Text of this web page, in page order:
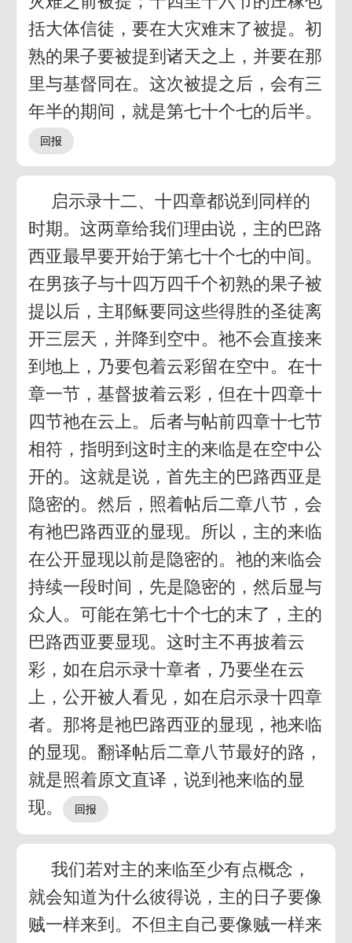
括大体信徒，要在大灾难末了被提。初
熟的果子要被提到诸天之上，并要在那
里与基督同在。这次被提之后，会有三
年半的期间，就是第七十个七的后半。
启示录十二、十四章都说到同样的
时期。这两章给我们理由说，主的巴路
西亚最早要开始于第七十个七的中间。
在男孩子与十四万四千个初熟的果子被
提以后，主耶稣要同这些得胜的圣徒离
开三层天，并降到空中。祂不会直接来
到地上，乃要包着云彩留在空中。在十
章一节，基督披着云彩，但在十四章十
四节祂在云上。后者与帖前四章十七节
相符，指明到这时主的来临是在空中公
开的。这就是说，首先主的巴路西亚是
隐密的。然后，照着帖后二章八节，会
有祂巴路西亚的显现。所以，主的来临
在公开显现以前是隐密的。祂的来临会
持续一段时间，先是隐密的，然后显与
众人。可能在第七十个七的末了，主的
巴路西亚要显现。这时主不再披着云
彩，如在启示录十章者，乃要坐在云
上，公开被人看见，如在启示录十四章
者。那将是祂巴路西亚的显现，祂来临
的显现。翻译帖后二章八节最好的路，
就是照着原文直译，说到祂来临的显
现。
我们若对主的来临至少有点概念，
就会知道为什么彼得说，主的日子要像
贼一样来到。不但主自己要像贼一样来